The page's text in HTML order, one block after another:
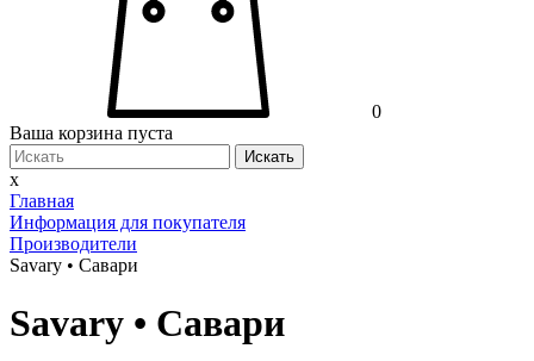
0
Ваша корзина пуста
Искать
x
Главная
Информация для покупателя
Производители
Savary • Савари
Savary • Савари